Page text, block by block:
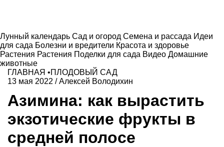
Лунный календарь Сад и огород Семена и рассада Идеи
для сада Болезни и вредители Красота и здоровье
Растения Растения Поделки для сада Видео Домашние
животные
ГЛАВНАЯ •ПЛОДОВЫЙ САД
13 мая 2022 /Алексей Володихин
Азимина: как вырастить
экзотические фрукты в
средней полосе